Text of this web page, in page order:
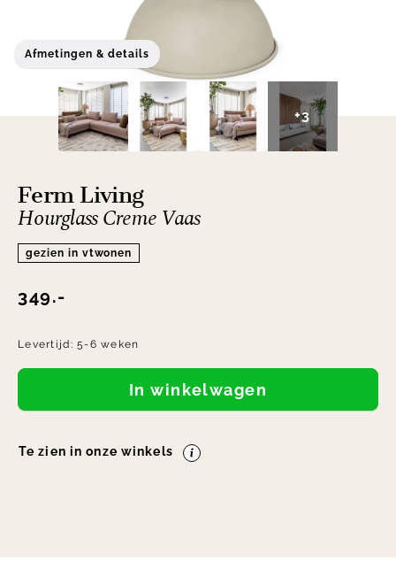
Afmetingen & details
+3
Ferm Living
Hourglass Creme Vaas
gezien in vtwonen
349.-
Levertijd:5-6 weken
In winkelwagen
Te zien in onze winkels